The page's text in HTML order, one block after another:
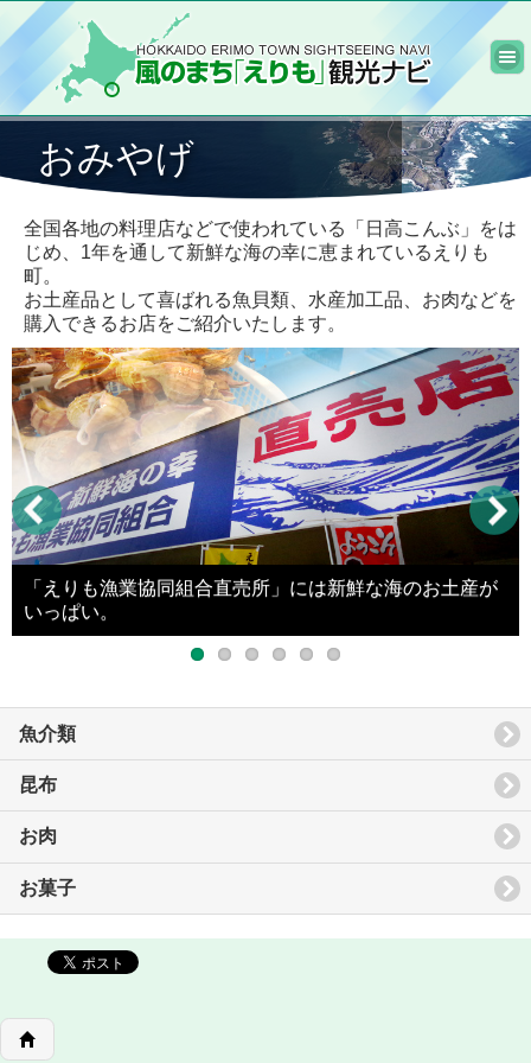
おみやげ
全国各地の料理店などで使われている「日高こんぶ」をは
じめ、1年を通して新鮮な海の幸に恵まれているえりも
町。
お土産品として喜ばれる魚貝類、水産加工品、お肉などを
購入できるお店をご紹介いたします。
「えりも漁業協同組合直売所」には新鮮な海のお土産が
いっぱい。
魚介類
昆布
お肉
お菓子